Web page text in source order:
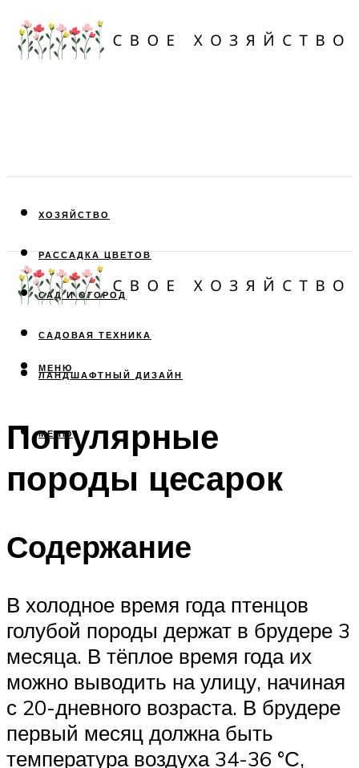
ХОЗЯЙСТВО
РАССАДКА ЦВЕТОВ
САД И ОГОРОД
САДОВАЯ ТЕХНИКА
ЛАНДШАФТНЫЙ ДИЗАЙН
МЕНЮ
МЕНЮ
Популярные
породы цесарок
Содержание
В холодное время года птенцов
голубой породы держат в брудере 3
месяца. В тёплое время года их
можно выводить на улицу, начиная
с 20-дневного возраста. В брудере
первый месяц должна быть
температура воздуха 34-36 °С,